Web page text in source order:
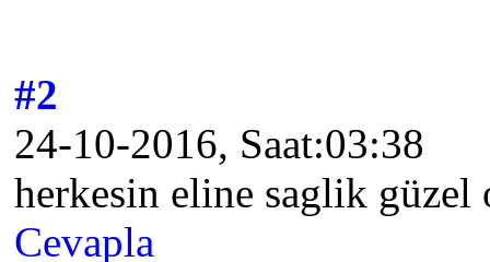
#2
24-10-2016, Saat:03:38
herkesin eline saglik güzel
Cevapla